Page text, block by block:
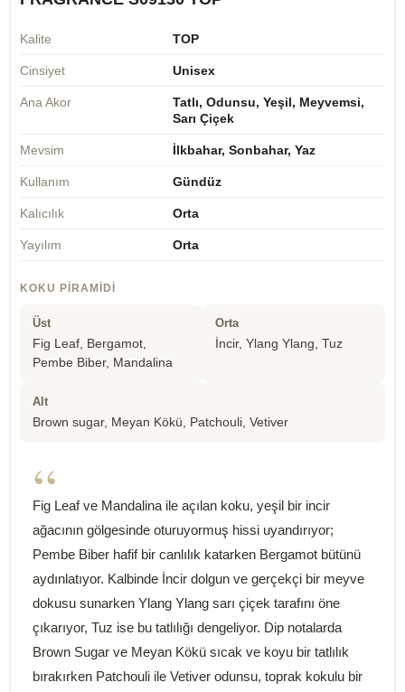
Kalite TOP
Cinsiyet Unisex
Ana Akor
Tatlı, Odunsu, Yeşil, Meyvemsi,
Sarı Çiçek
Mevsim İlkbahar, Sonbahar, Yaz
Kullanım Gündüz
Kalıcılık Orta
Yayılım Orta
KOKU PIRAMIDI
Üst
Fig Leaf, Bergamot,
Pembe Biber, Mandalina
Orta
İncir, Ylang Ylang, Tuz
Alt
Brown sugar, Meyan Kökü, Patchouli, Vetiver
“
Fig Leaf ve Mandalina ile açılan koku, yeşil bir incir
ağacının gölgesinde oturuyormuş hissi uyandırıyor;
Pembe Biber hafif bir canlılık katarken Bergamot bütünü
aydınlatıyor. Kalbinde İncir dolgun ve gerçekçi bir meyve
dokusu sunarken Ylang Ylang sarı çiçek tarafını öne
çıkarıyor, Tuz ise bu tatlılığı dengeliyor. Dip notalarda
Brown Sugar ve Meyan Kökü sıcak ve koyu bir tatlılık
bırakırken Patchouli ile Vetiver odunsu, toprak kokulu bir